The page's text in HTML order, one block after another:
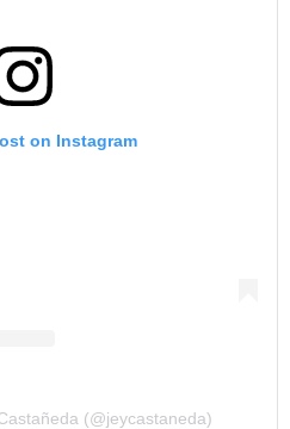
on Instagram
(@jeycastaneda)